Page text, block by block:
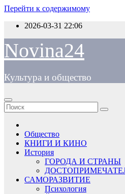
Перейти к содержимому
2026-03-31 22:06
Novina24
Культура и общество
Общество
КНИГИ И КИНО
История
ГОРОДА И СТРАНЫ
САМОРАЗВИТИЕ
Психология